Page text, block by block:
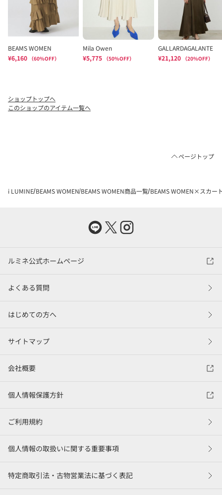
ショップトップへ
このショップのアイテム一覧へ
ページトップ
i LUMINE BEAMS WOMEN BEAMS WOMEN商品一覧 BEAMS WOMEN×スカー
ルミネ公式ホームページ
よくある質問
はじめての方へ
サイトマップ
会社概要
個人情報保護方針
ご利用規約
個人情報の取扱いに関する重要事項
特定商取引法・古物営業法に基づく表記